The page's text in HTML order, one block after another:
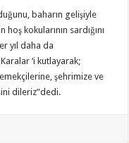
baharın gelişiyle
kokularının sardığını
yıl daha da
‘i kutlayarak;
emekçilerine, şehrimize ve
dileriz”dedi.